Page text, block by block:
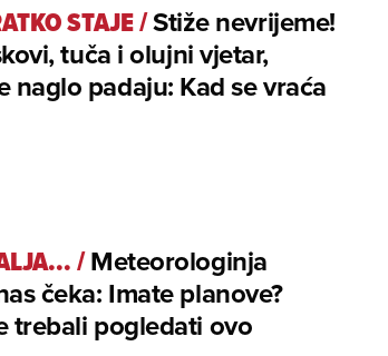
STAJE/Stiže nevrijeme!
tuča i olujni vjetar,
naglo padaju: Kad se vraća
/Meteorologinja
čeka: Imate planove?
trebali pogledati ovo